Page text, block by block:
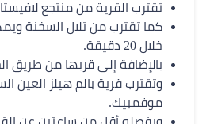
تقترب القرية من منتجع
كما تقترب من تلال السخنة
خلال 20 دقيقة.
بالإضافة إلى قربها من طريق
وتقترب قرية بالم هيلز العين
موفمبيك.
ويفصله أقل من ساعتين عن